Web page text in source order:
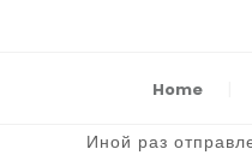
Home
Иной раз